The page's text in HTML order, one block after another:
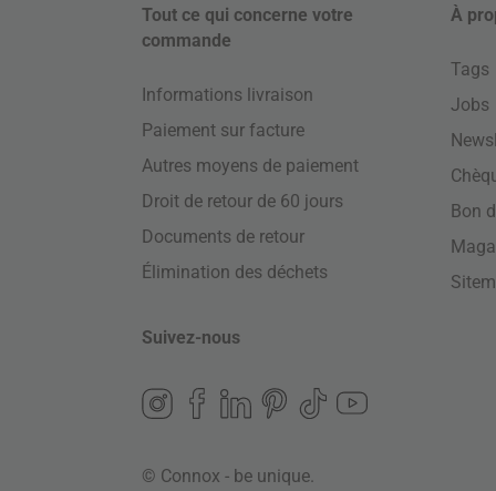
Tout ce qui concerne votre
commande
Informations livraison
Paiement sur facture
Autres moyens de paiement
Droit de retour de 60 jours
Documents de retour
Élimination des déchets
À
Tags
Jobs
Bon
Suivez-nous
© Connox - be unique.